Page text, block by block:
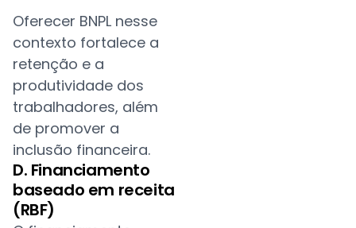
Oferecer BNPL nesse
contexto fortalece a
retenção e a
produtividade dos
trabalhadores, além
de promover a
inclusão financeira.
D. Financiamento
baseado em receita
(RBF)